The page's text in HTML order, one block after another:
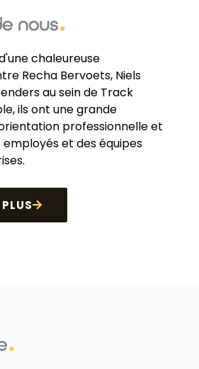
nous
chaleureuse
Recha Bervoets, Niels
au sein de Track
ils ont une grande
professionnelle et
et des équipes